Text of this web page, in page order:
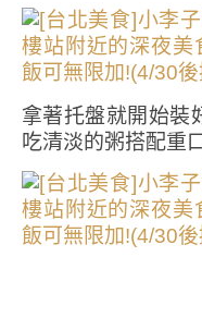
拿著托盤就開始裝
吃清淡的粥搭配重